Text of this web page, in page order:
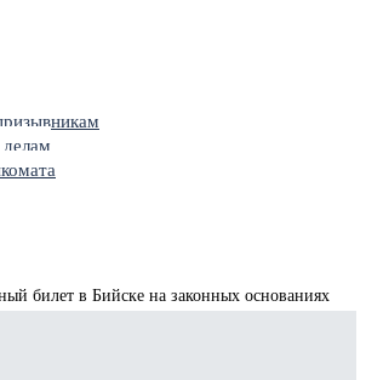
билет в Бийске на законных основаниях